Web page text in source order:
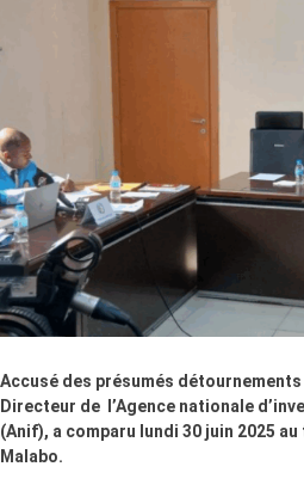
Accusé des présumés détournements
Directeur de l’Agence nationale
(Anif), a comparu lundi 30 juin 2025
Malabo.